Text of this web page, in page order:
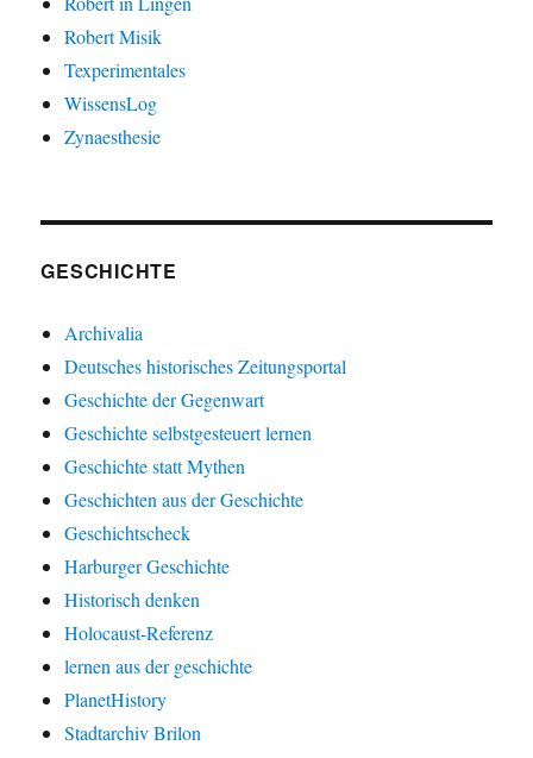
Robert Misik
Texperimentales
WissensLog
Zynaesthesie
GESCHICHTE
Archivalia
Deutsches historisches Zeitungsportal
Geschichte der Gegenwart
Geschichte selbstgesteuert lernen
Geschichte statt Mythen
Geschichten aus der Geschichte
Geschichtscheck
Harburger Geschichte
Historisch denken
Holocaust-Referenz
lernen aus der geschichte
PlanetHistory
Stadtarchiv Brilon